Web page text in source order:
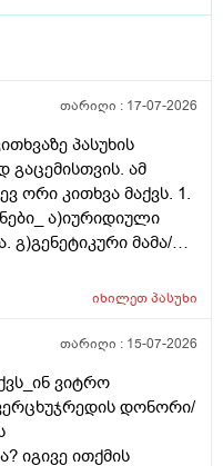
თარიღი : 17-07-2026
პასუხის
ამ
ორი კითხვა მაქვს. 1.
ა)იურიდიული
გ)გენეტიკური მამა/
აქტიურად
ცენტრებში მომუშავე
იხილეთპასუხი
თარიღი : 15-07-2026
ვიტრო
დონორი/
იგივე ითქმის